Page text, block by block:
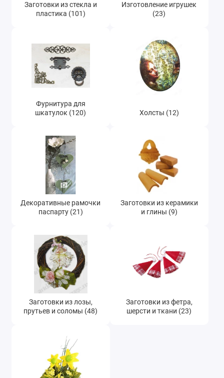
Заготовки из стекла и
пластика (101)
Изготовление игрушек
(23)
Фурнитура для
шкатулок (120)
Холсты (12)
Декоративные рамочки
паспарту (21)
Заготовки из керамики
и глины (9)
Заготовки из лозы,
прутьев и соломы (48)
Заготовки из фетра,
шерсти и ткани (23)